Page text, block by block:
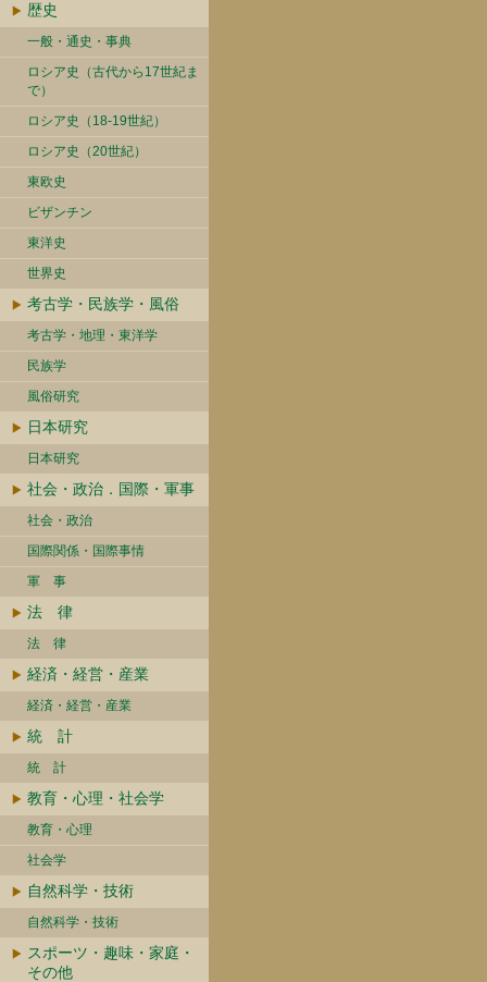
歴史
一般・通史・事典
ロシア史（古代から17世紀ま
で）
ロシア史（18-19世紀）
ロシア史（20世紀）
東欧史
ビザンチン
東洋史
世界史
考古学・民族学・風俗
考古学・地理・東洋学
民族学
風俗研究
日本研究
日本研究
社会・政治．国際・軍事
社会・政治
国際関係・国際事情
軍 事
法 律
法 律
経済・経営・産業
経済・経営・産業
統 計
統 計
教育・心理・社会学
教育・心理
社会学
自然科学・技術
自然科学・技術
スポーツ・趣味・家庭・
その他